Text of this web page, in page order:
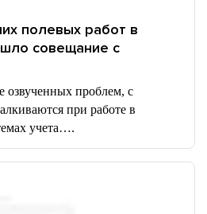
полевых работ в
совещание с
озвученных проблем, с
при работе в
учета….